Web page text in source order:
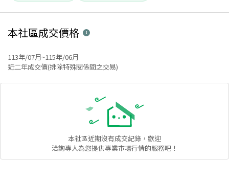
本社區成交價格
113年/07月~115年/06月
近二年成交價(排除特殊關係間之交易)
本社區近期沒有成交紀錄，歡迎
洽詢專人為您提供專業市場行情的服務吧！